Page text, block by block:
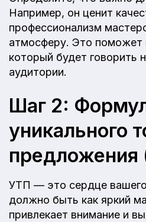
Например, он ценит
профессионализм
атмосферу. Это поможет
который будет говорить
аудитории.
Шаг 2:
уникального
предложения
УТП — это сердце
должно быть как яркий
привлекает внимание и